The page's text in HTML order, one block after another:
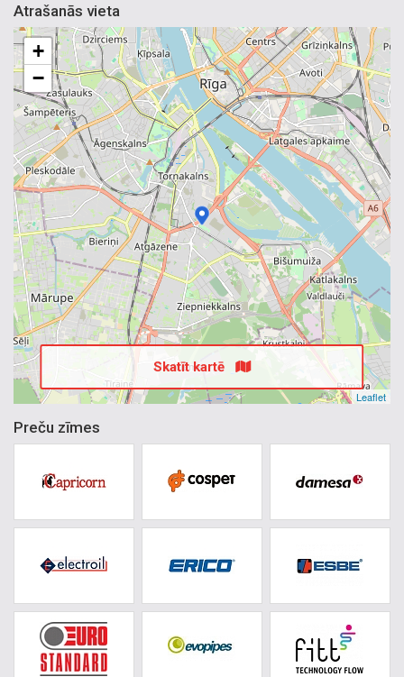
Atrašanās vieta
+
−
Leaflet
Skatīt kartē
Preču zīmes